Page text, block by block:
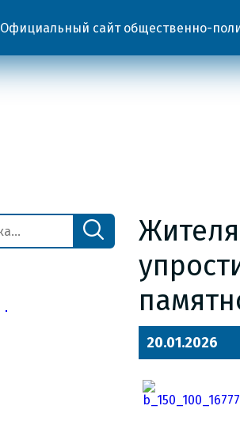
Официальный сайт общественно-
20.01.2026